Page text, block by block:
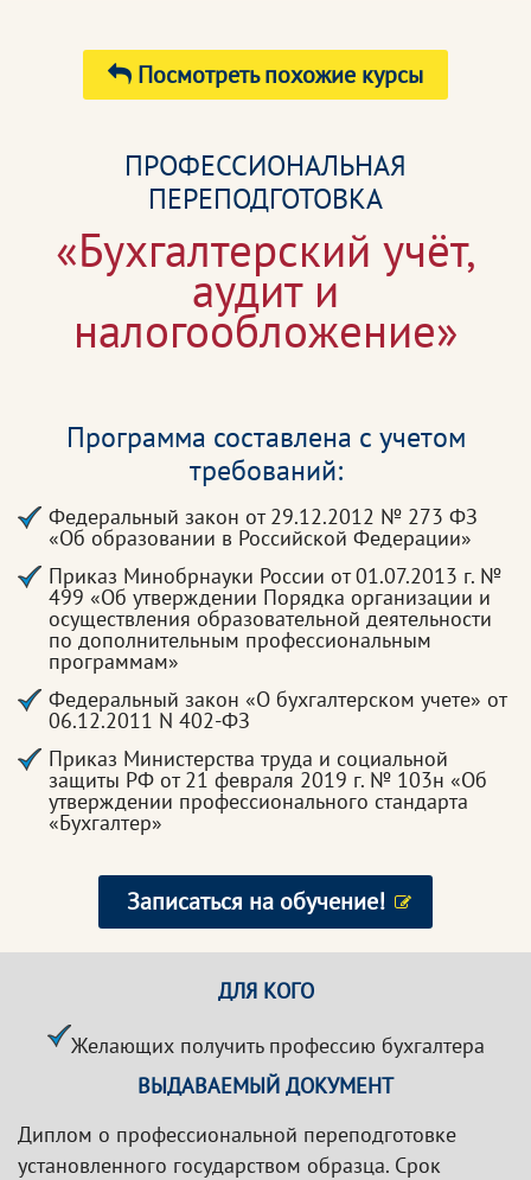
Посмотреть похожие курсы
ПРОФЕССИОНАЛЬНАЯ
ПЕРЕПОДГОТОВКА
«Бухгалтерский учёт,
аудит и
налогообложение»
Программа составлена с учетом
требований:
Федеральный закон от 29.12.2012 № 273 ФЗ
«Об образовании в Российской Федерации»
Приказ Минобрнауки России от 01.07.2013 г. №
499 «Об утверждении Порядка организации и
осуществления образовательной деятельности
по дополнительным профессиональным
программам»
Федеральный закон «О бухгалтерском учете» от
06.12.2011 N 402-ФЗ
Приказ Министерства труда и социальной
защиты РФ от 21 февраля 2019 г. № 103н «Об
утверждении профессионального стандарта
«Бухгалтер»
Записаться на обучение!
ДЛЯ КОГО
Желающих получить профессию бухгалтера
ВЫДАВАЕМЫЙ ДОКУМЕНТ
Диплом о профессиональной переподготовке
установленного государством образца. Срок